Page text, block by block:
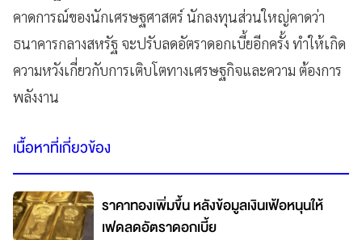
คาดการณ์ของนักเศรษฐศาสตร์ นักลงทุนส่วนใหญ่คาดว่า
ธนาคารกลางสหรัฐ จะปรับลดอัตราดอกเบี้ยอีกครั้ง ทำให้เกิด
ความหวังเกี่ยวกับการเติบโตทางเศรษฐกิจและความ ต้องการ
พลังงาน
เนื้อหาที่เกี่ยวข้อง
ราคาทองเพิ่มขึ้น หลังข้อมูลเงินเฟ้อหนุนให้
เฟดลดอัตราดอกเบี้ย